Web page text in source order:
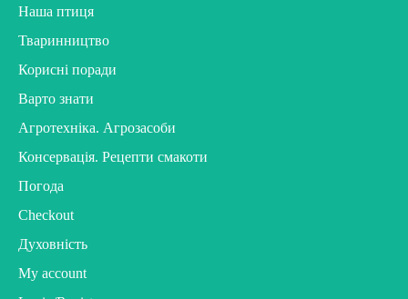
Наша птиця
Тваринництво
Корисні поради
Варто знати
Агротехніка. Агрозасоби
Консервація. Рецепти смакоти
Погода
Checkout
Духовність
My account